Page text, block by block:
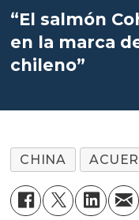
“El salmón
en la marca
chileno”
CHINA